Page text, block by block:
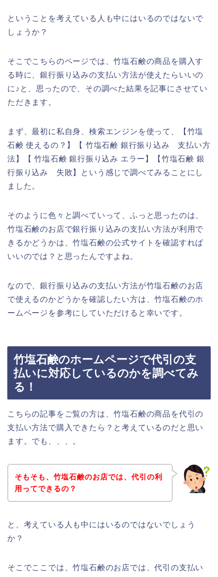
ということを考えている人も中にはいるのではないで
しょうか？
そこでこちらのページでは、竹塩石鹸の商品を購入す
る時に、銀行振り込みの支払い方法が使えたらいいの
に♪と、思ったので、その調べた結果を記事にさせてい
ただきます。
まず、最初に私自身、検索エンジンを使って、【竹塩
石鹸 使えるの？】【 竹塩石鹸 銀行振り込み 支払い方
法】【 竹塩石鹸 銀行振り込み エラー】【竹塩石鹸 銀
行振り込み 失敗】という感じで調べてみることにし
ました。
そのように色々と調べていって、ふっと思ったのは、
竹塩石鹸のお店で銀行振り込みの支払い方法が利用で
きるかどうかは、竹塩石鹸の公式サイトを確認すれば
いいのでは？と思ったんですよね。
なので、銀行振り込みの支払い方法が竹塩石鹸のお店
で使えるのかどうかを確認したい方は、竹塩石鹸のホ
ームページを参考にしていただけると幸いです。
竹塩石鹸のホームページで代引の支
払いに対応しているのかを調べてみ
る！
こちらの記事をご覧の方は、竹塩石鹸の商品を代引の
支払い方法で購入できたら？と考えているのだと思い
ます。でも、、、。
そもそも、竹塩石鹸のお店では、代引の利
用ってできるの？
と、考えている人も中にはいるのではないでしょう
か？
そこでここでは、竹塩石鹸のお店では、代引の支払い